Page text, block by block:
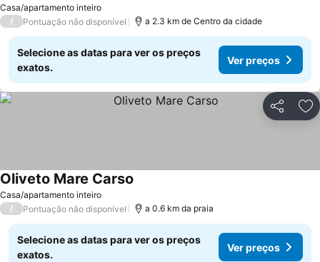
Casa/apartamento inteiro
/ Pontuação não disponível a 2.3 km de Centro da cidade
Selecione as datas para ver os preços
exatos.
Ver preços
Partilhar
Casa/apartamento inteiro
Oliveto Mare Carso
/ Pontuação não disponível a 0.6 km da praia
Selecione as datas para ver os preços
exatos.
Ver preços